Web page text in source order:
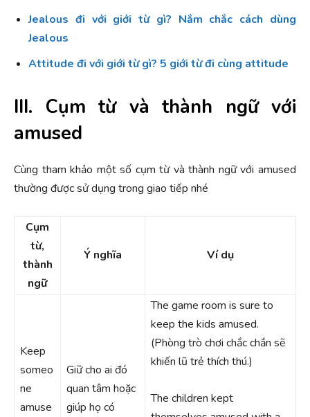
Jealous đi với giới từ gì? Nắm chắc cách dùng
Jealous
Attitude đi với giới từ gì? 5 giới từ đi cùng attitude
III. Cụm từ và thành ngữ với
amused
Cùng tham khảo một số cụm từ và thành ngữ với amused
thường được sử dụng trong giao tiếp nhé
Cụm
từ,
thành
ngữ
Ý nghĩa Ví dụ
Keep
someo
ne
amuse
Giữ cho ai đó
quan tâm hoặc
giúp họ có
The game room is sure to
keep the kids amused.
(Phòng trò chơi chắc chắn sẽ
khiến lũ trẻ thích thú.)
The children kept